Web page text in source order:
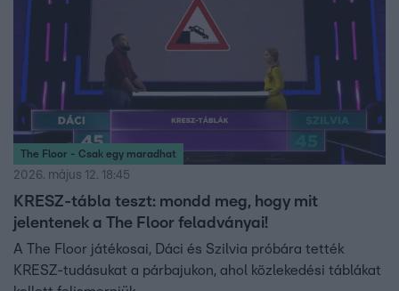
The Floor - Csak egy maradhat
2026. május 12. 18:45
KRESZ-tábla teszt: mondd meg, hogy mit
jelentenek a The Floor feladványai!
A The Floor játékosai, Dáci és Szilvia próbára tették
KRESZ-tudásukat a párbajukon, ahol közlekedési táblákat